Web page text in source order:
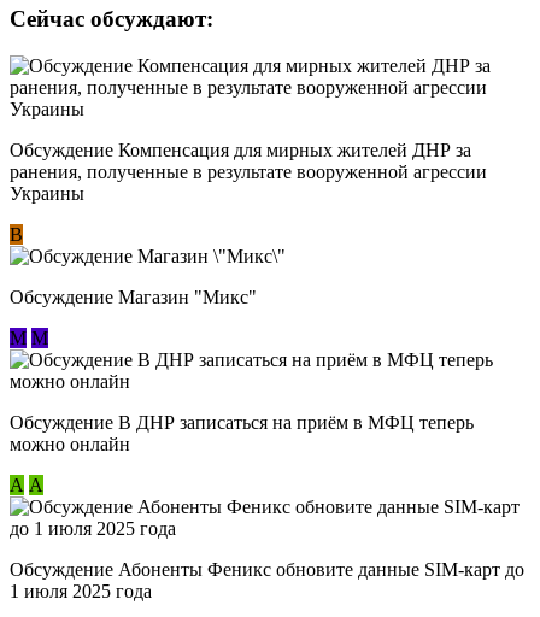
Сейчас обсуждают:
Обсуждение Компенсация для мирных жителей ДНР за
ранения, полученные в результате вооруженной агрессии
Украины
В
Обсуждение Магазин "Микс"
М М
Обсуждение В ДНР записаться на приём в МФЦ теперь
можно онлайн
А А
Обсуждение Абоненты Феникс обновите данные SIM-карт до
1 июля 2025 года